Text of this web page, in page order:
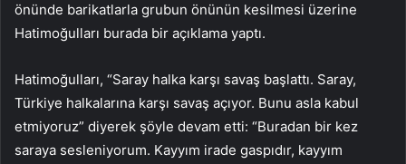
önünde barikatlarla grubun önünün kesilmesi üzerine
Hatimoğulları burada bir açıklama yaptı.
Hatimoğulları, “Saray halka karşı savaş başlattı. Saray,
Türkiye halkalarına karşı savaş açıyor. Bunu asla kabul
etmiyoruz” diyerek şöyle devam etti: “Buradan bir kez
saraya sesleniyorum. Kayyım irade gaspıdır, kayyım